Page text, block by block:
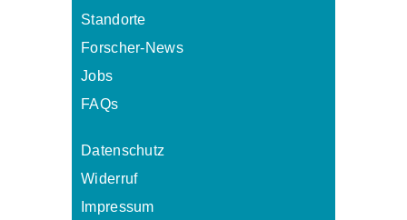
Standorte
Forscher-News
Jobs
FAQs
Datenschutz
Widerruf
Impressum